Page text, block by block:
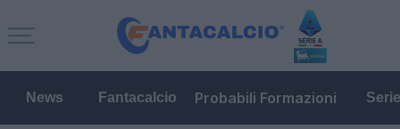
News Fantacalcio Probabili Formazioni